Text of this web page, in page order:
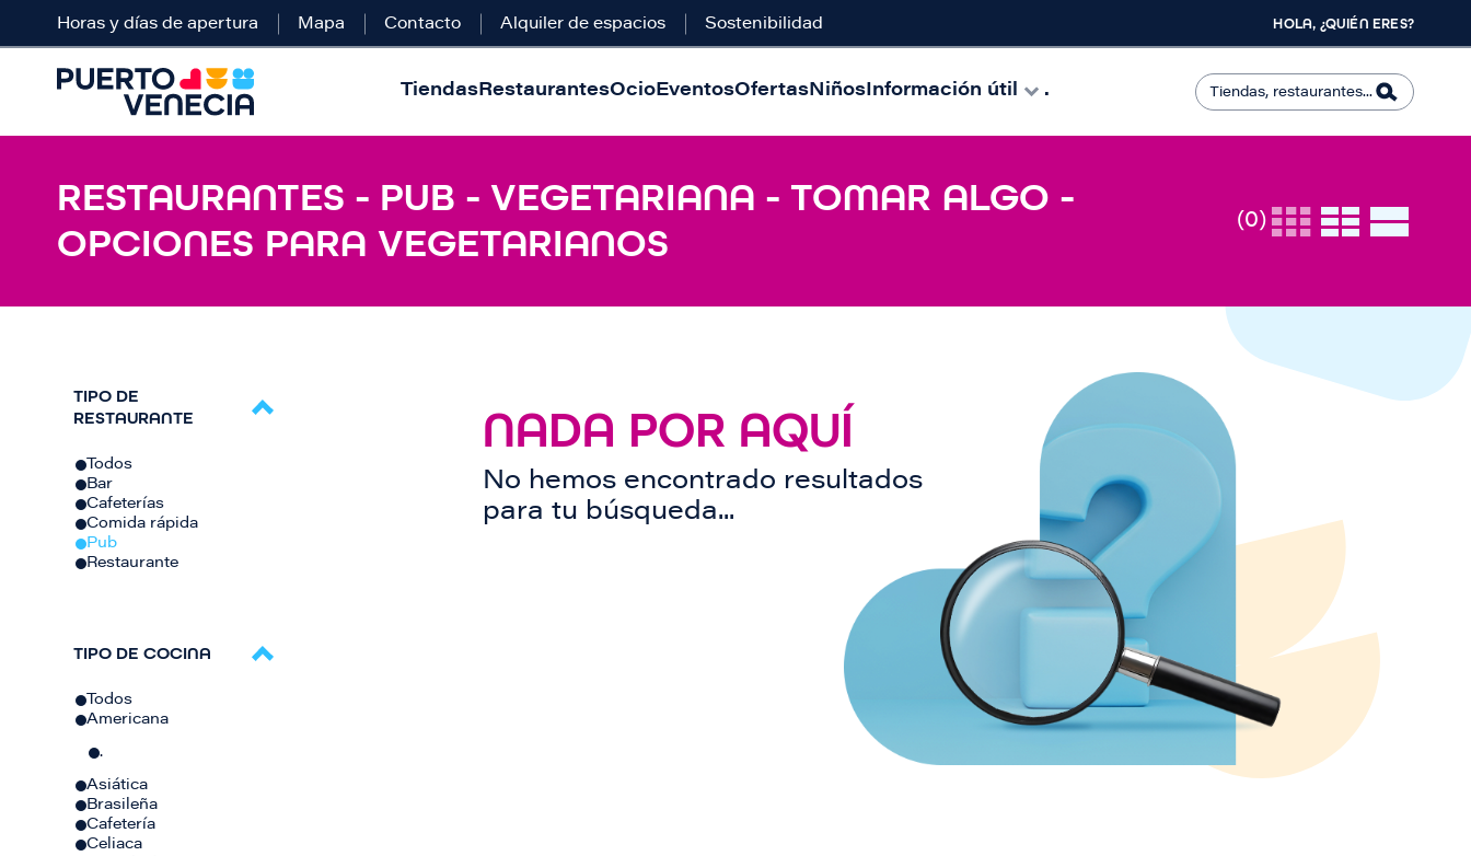
Horas y días de apertura Mapa Contacto Alquiler de espacios Sostenibilidad HOLA, ¿QUIÉN ERES?
TiendasRestaurantesOcioEventosOfertasNiñosInformación útil .
RESTAURANTES - PUB - VEGETARIANA - TOMAR ALGO -
OPCIONES PARA VEGETARIANOS
(0)
TIPO DE
RESTAURANTE
Todos
Bar
Cafeterías
Comida rápida
Pub
Restaurante
TIPO DE COCINA
Todos
Americana
.
Asiática
Brasileña
Cafetería
Celiaca
NADA POR AQUÍ
No hemos encontrado resultados
para tu búsqueda...